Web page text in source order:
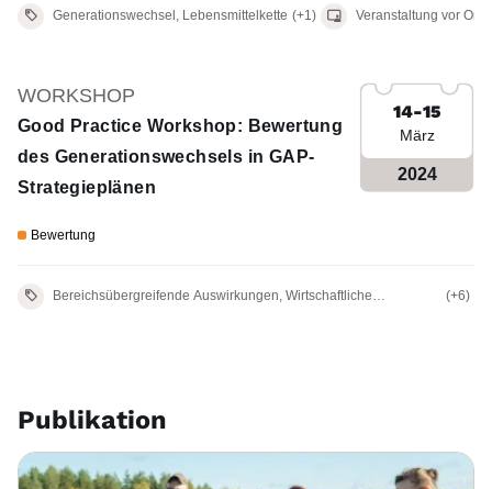
Generationswechsel, Lebensmittelkette (+1) Veranstaltung vor Ort
WORKSHOP
Good Practice Workshop: Bewertung
des Generationswechsels in GAP-
Strategieplänen
Bewertung
14-15
März
2024
Bereichsübergreifende Auswirkungen, Wirtschaftliche
(+6)
Publikation